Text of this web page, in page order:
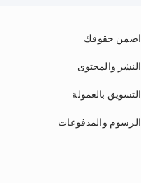
اضمن حقوقك
النشر والمحتوى
التسويق بالعمولة
الرسوم والمدفوعات